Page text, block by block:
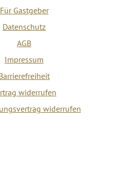
Für Gastgeber
Datenschutz
AGB
Impressum
widerrufen
widerrufen